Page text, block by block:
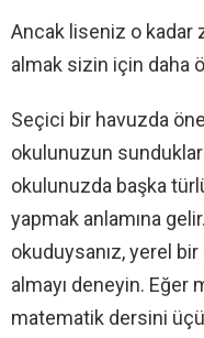
Ancak liseniz o kadar
almak sizin için daha
Seçici bir havuzda
okulunuzun
okulunuzda başka
yapmak anlamına
okuduysanız, yerel
almayı deneyin. Eğer
matematik dersini